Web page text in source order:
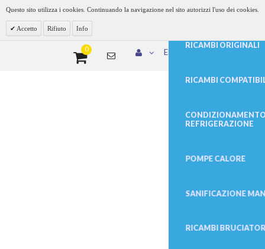
Questo sito utilizza i cookies. Continuando la navigazione nel sito autorizzi l'uso dei cookies.
Accetto Rifiuto Info
0
ESPLOSI